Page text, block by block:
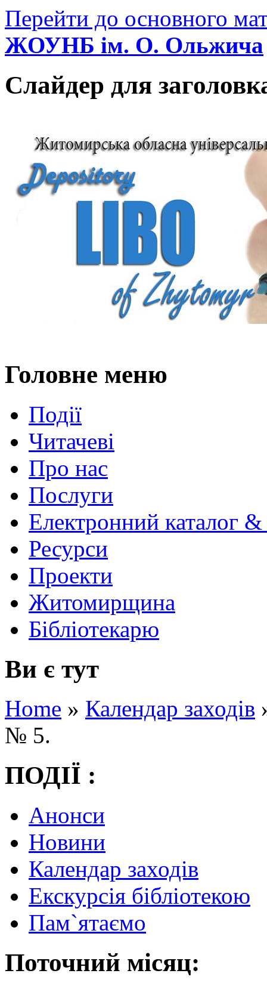
Перейти до основного
ЖОУНБ ім. О. Ольжича
Слайдер для
Головне меню
Події
Читачеві
Про нас
Послуги
Електронний каталог
Ресурси
Проекти
Житомирщина
Бібліотекарю
Ви є тут
Home » Календар заходів
№ 5.
ПОДІЇ :
Анонси
Новини
Календар заходів
Екскурсія бібліотекою
Пам`ятаємо
Поточний місяц: